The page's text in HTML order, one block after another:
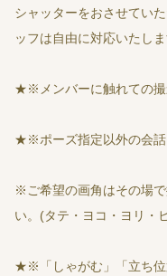
シャッターをおさせてい
ッフは自由に対応いたし
★※メンバーに触れての撮
★※ポーズ指定以外の会話
※ご希望の画角はその場
い。(タテ・ヨコ・ヨリ・
★※「しゃがむ」「立ち位